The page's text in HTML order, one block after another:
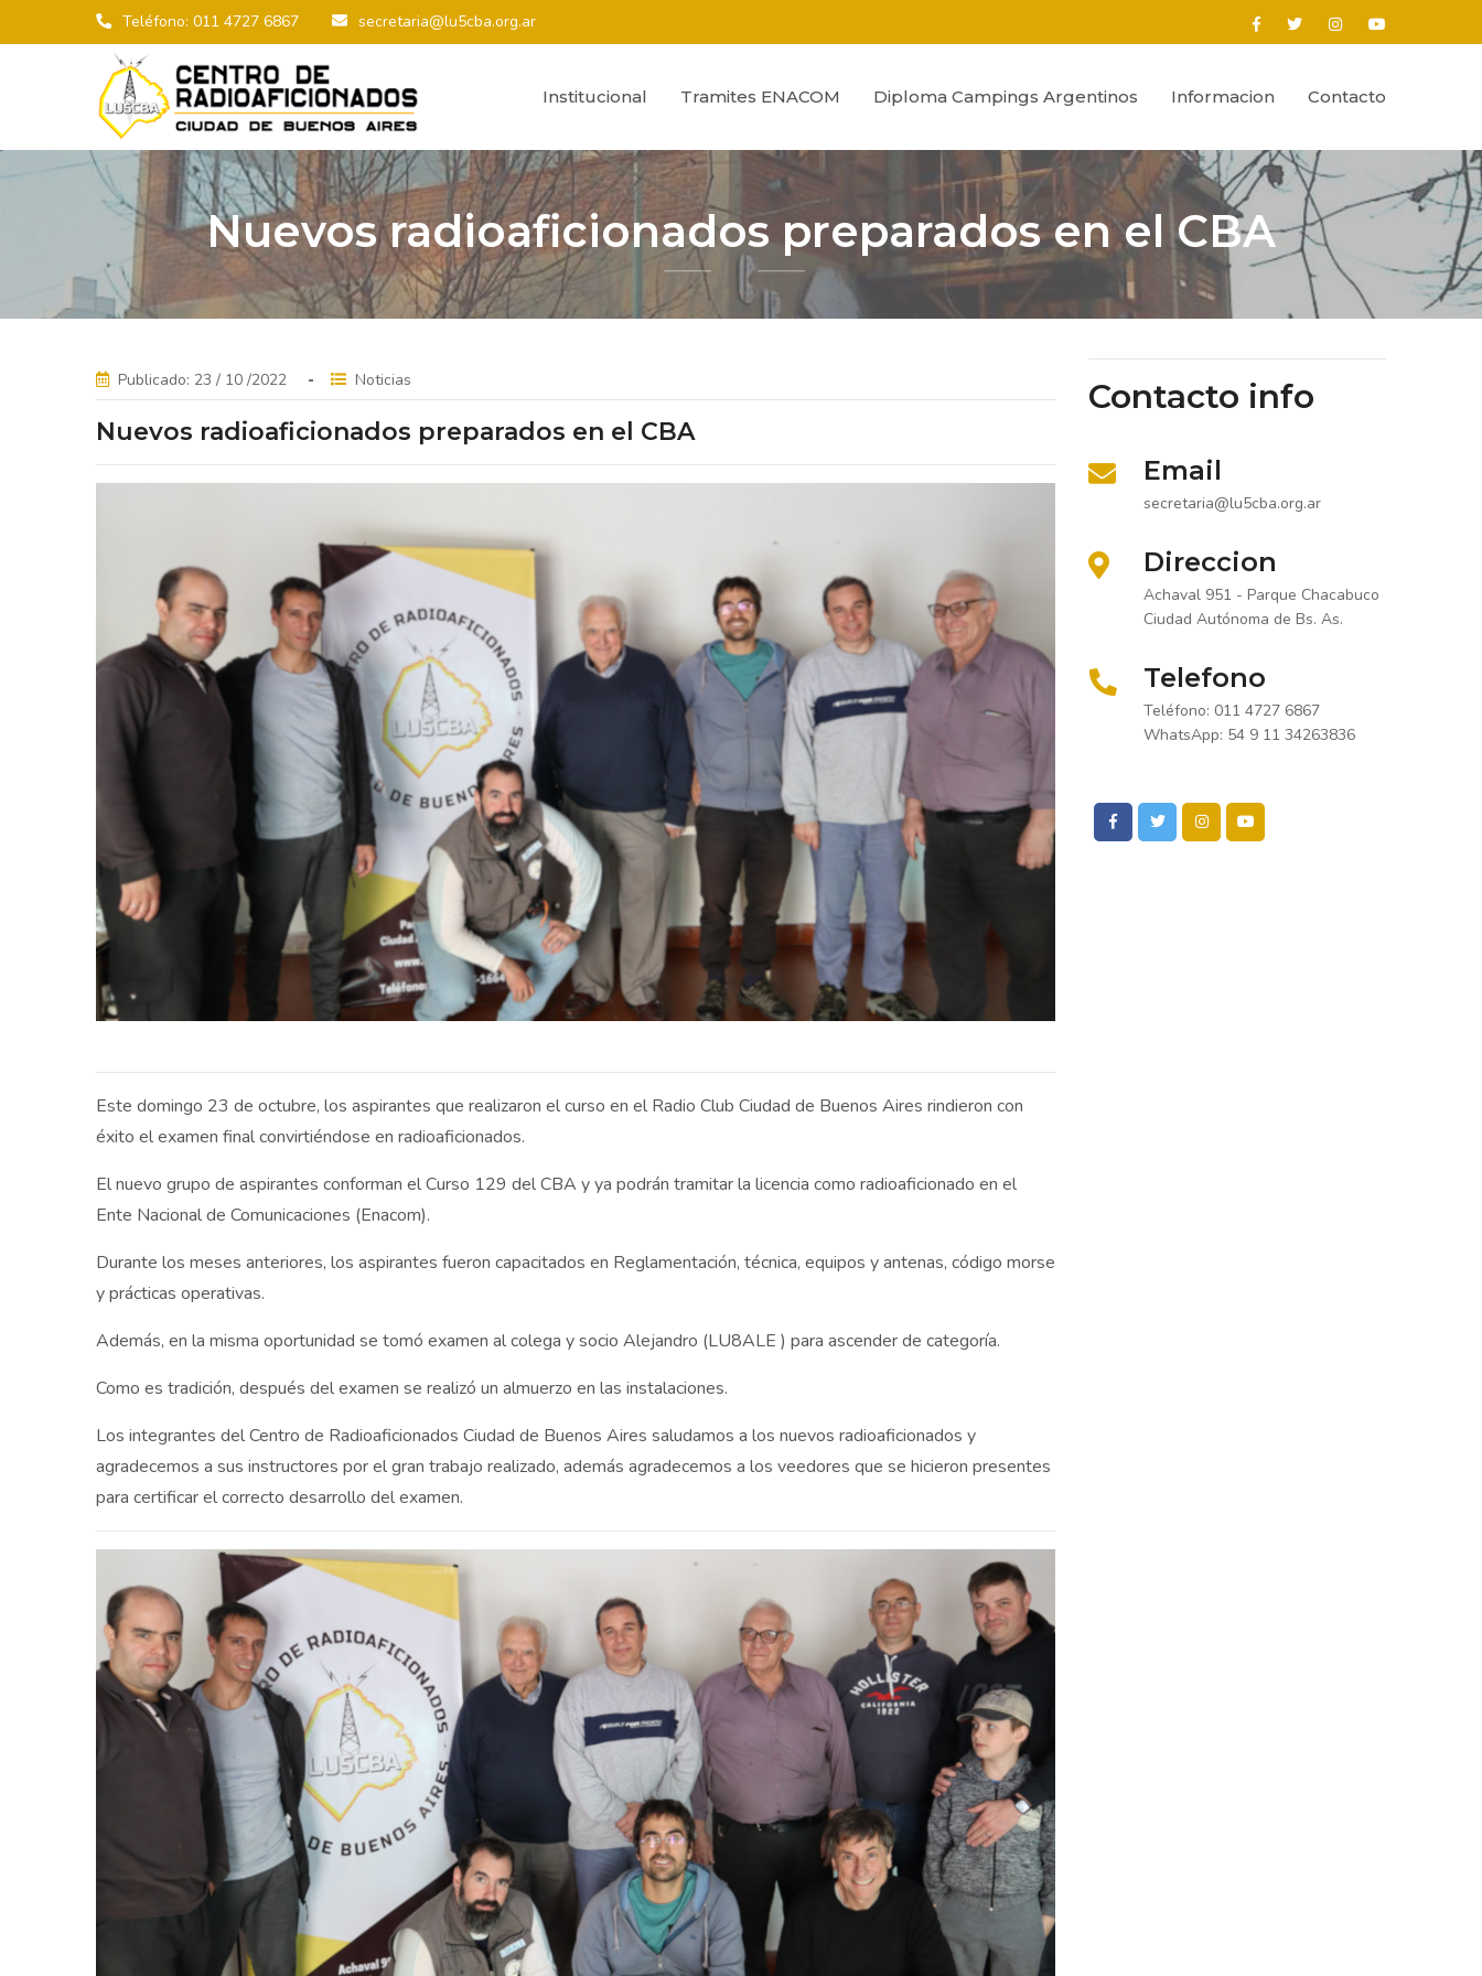
Teléfono: 011 4727 6867 secretaria@lu5cba.org.ar
Institucional Tramites ENACOM Diploma Campings Argentinos Informacion Contacto
Nuevos radioaficionados preparados en el CBA
Publicado: 23 / 10 /2022 Noticias
Nuevos radioaficionados preparados en el CBA
Este domingo 23 de octubre, los aspirantes que realizaron el curso en el Radio Club Ciudad de Buenos Aires rindieron con
éxito el examen final convirtiéndose en radioaficionados.
El nuevo grupo de aspirantes conforman el Curso 129 del CBA y ya podrán tramitar la licencia como radioaficionado en el
Ente Nacional de Comunicaciones (Enacom).
Durante los meses anteriores, los aspirantes fueron capacitados en Reglamentación, técnica, equipos y antenas, código morse
y prácticas operativas.
Además, en la misma oportunidad se tomó examen al colega y socio Alejandro (LU8ALE ) para ascender de categoría.
Como es tradición, después del examen se realizó un almuerzo en las instalaciones.
Los integrantes del Centro de Radioaficionados Ciudad de Buenos Aires saludamos a los nuevos radioaficionados y
agradecemos a sus instructores por el gran trabajo realizado, además agradecemos a los veedores que se hicieron presentes
para certificar el correcto desarrollo del examen.
Contacto info
Email
secretaria@lu5cba.org.ar
Direccion
Achaval 951 - Parque Chacabuco
Ciudad Autónoma de Bs. As.
Telefono
Teléfono: 011 4727 6867
WhatsApp: 54 9 11 34263836